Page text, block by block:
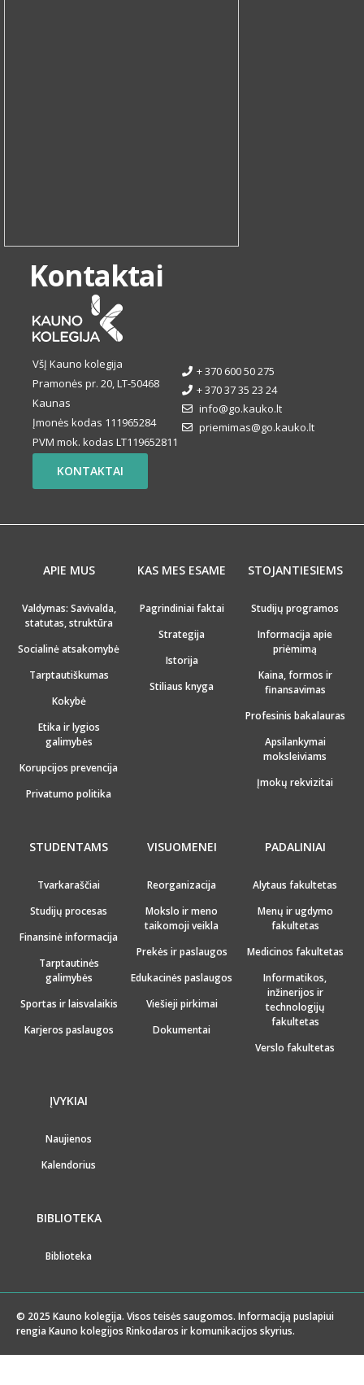
Kontaktai
VšĮ Kauno kolegija
Pramonės pr. 20, LT-50468
Kaunas
Įmonės kodas 111965284
PVM mok. kodas LT119652811
+ 370 600 50 275
+ 370 37 35 23 24
info@go.kauko.lt
priemimas@go.kauko.lt
KONTAKTAI
APIE MUS
Valdymas: Savivalda,
statutas, struktūra
Socialinė atsakomybė
Tarptautiškumas
Kokybė
Etika ir lygios
galimybės
Korupcijos prevencija
Privatumo politika
KAS MES ESAME
Pagrindiniai faktai
Strategija
Istorija
Stiliaus knyga
STOJANTIESIEMS
Studijų programos
Informacija apie
priėmimą
Kaina, formos ir
finansavimas
Profesinis bakalauras
Apsilankymai
moksleiviams
Įmokų rekvizitai
STUDENTAMS
Tvarkaraščiai
Studijų procesas
Finansinė informacija
Tarptautinės
galimybės
Sportas ir laisvalaikis
Karjeros paslaugos
VISUOMENEI
Reorganizacija
Mokslo ir meno
taikomoji veikla
Prekės ir paslaugos
Edukacinės paslaugos
Viešieji pirkimai
Dokumentai
PADALINIAI
Alytaus fakultetas
Menų ir ugdymo
fakultetas
Medicinos fakultetas
Informatikos,
inžinerijos ir
technologijų
fakultetas
Verslo fakultetas
ĮVYKIAI
Naujienos
Kalendorius
BIBLIOTEKA
Biblioteka
© 2025 Kauno kolegija. Visos teisės saugomos. Informaciją puslapiui
rengia Kauno kolegijos Rinkodaros ir komunikacijos skyrius.